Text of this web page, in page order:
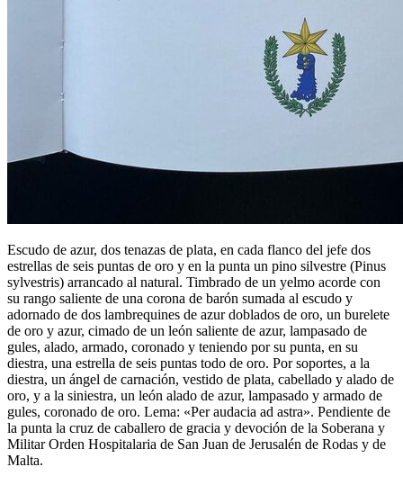
Escudo de azur, dos tenazas de plata, en cada flanco del jefe dos
estrellas de seis puntas de oro y en la punta un pino silvestre (Pinus
sylvestris) arrancado al natural. Timbrado de un yelmo acorde con
su rango saliente de una corona de barón sumada al escudo y
adornado de dos lambrequines de azur doblados de oro, un burelete
de oro y azur, cimado de un león saliente de azur, lampasado de
gules, alado, armado, coronado y teniendo por su punta, en su
diestra, una estrella de seis puntas todo de oro. Por soportes, a la
diestra, un ángel de carnación, vestido de plata, cabellado y alado de
oro, y a la siniestra, un león alado de azur, lampasado y armado de
gules, coronado de oro. Lema: «Per audacia ad astra». Pendiente de
la punta la cruz de caballero de gracia y devoción de la Soberana y
Militar Orden Hospitalaria de San Juan de Jerusalén de Rodas y de
Malta.